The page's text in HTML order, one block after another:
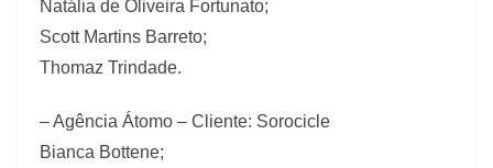
Natália de Oliveira Fortunato;
Scott Martins Barreto;
Thomaz Trindade.
– Agência Átomo – Cliente: Sorocicle
Bianca Bottene;